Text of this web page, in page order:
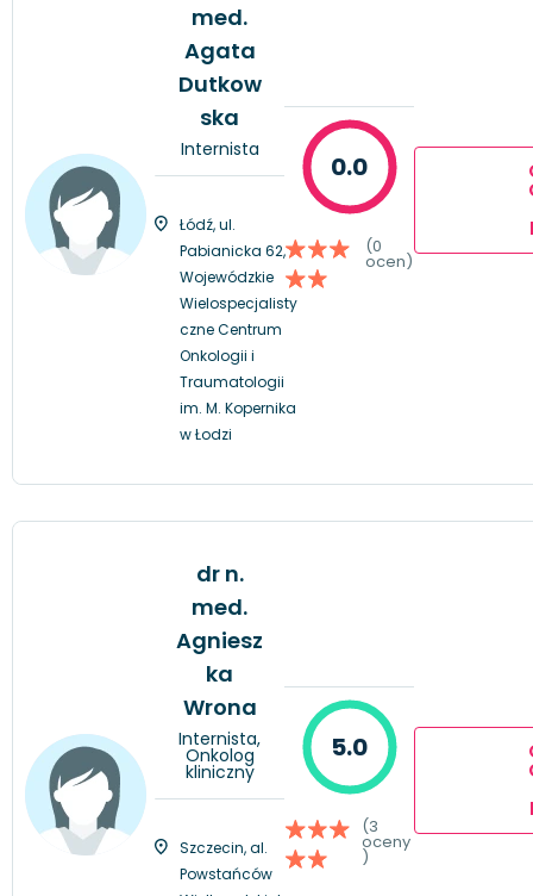
med.
Agata
Dutkow
ska
Internista
Łódź, ul.
Pabianicka 62,
Wojewódzkie
Wielospecjalisty
czne Centrum
Onkologii i
Traumatologii
im. M. Kopernika
w Łodzi
0.0
(0
ocen)
dr n.
med.
Agniesz
ka
Wrona
Internista,
Onkolog
kliniczny
Szczecin, al.
Powstańców
5.0
(3
oceny
)